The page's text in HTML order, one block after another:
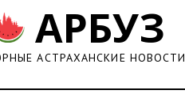
АРБУЗ
АСТРАХАНСКИЕ НОВОСТИ